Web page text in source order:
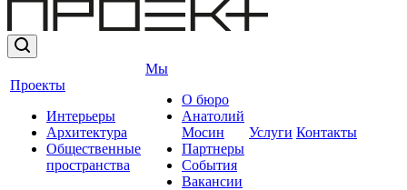
Проекты
Интерьеры
Архитектура
Общественные
пространства
Мы
О бюро
Анатолий
Мосин
Партнеры
События
Вакансии
Услуги Контакты